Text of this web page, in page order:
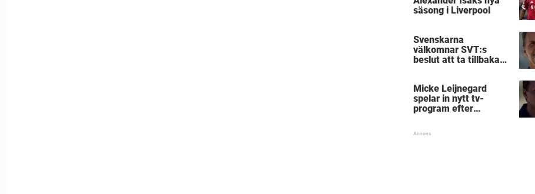
säsong i Liverpool
Svenskarna
välkomnar SVT:s
beslut att ta tillbaka
Micke Leijnegard
spelar in nytt tv-
program efter